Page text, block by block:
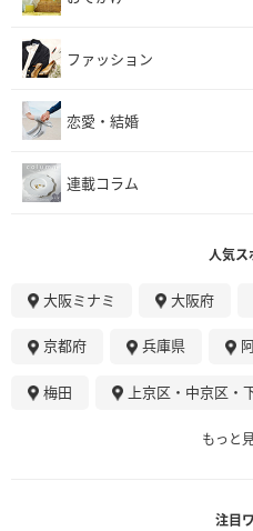
ファッション
恋愛・結婚
連載コラム
人気ス
大阪ミナミ 大阪府
京都府 兵庫県
梅田 上京区・中京区・
もっと
注目